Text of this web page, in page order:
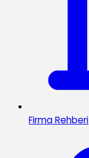
Firma Rehberi